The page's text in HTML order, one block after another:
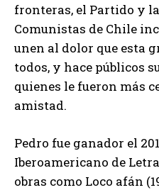
fronteras, el Partido y
Comunistas de Chile
unen al dolor que esta
todos, y hace públicos
quienes le fueron más
amistad.
Pedro fue ganador el
Iberoamericano de
obras como Loco afán